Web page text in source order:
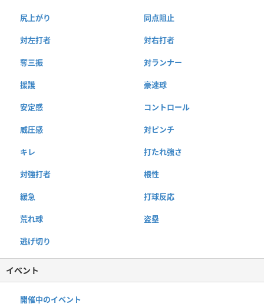
尻上がり 同点阻止
対左打者 対右打者
奪三振 対ランナー
援護 豪速球
安定感 コントロール
威圧感 対ピンチ
キレ 打たれ強さ
対強打者 根性
緩急 打球反応
荒れ球 盗塁
逃げ切り
イベント
開催中のイベント